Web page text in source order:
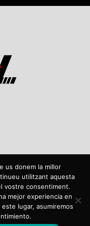
/ Todos los derechos
difusió de contingut sobre la
és propietat de la
la difusión de contenido sobre
us donem la millor
utilitzant aquesta
vostre consentiment.
mejor experiencia en
lugar, asumiremos